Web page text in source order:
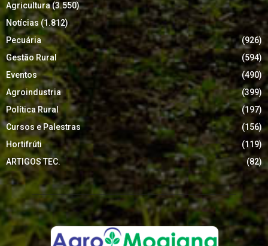
Agricultura(3.550)
Notícias (1.812)
Pecuária
(926)
Gestão Rural
(594)
Eventos
(490)
Agroindustria
(399)
Política Rural
(197)
Cursos e Palestras
(156)
Hortifrúti
(119)
ARTIGOS TEC.
(82)